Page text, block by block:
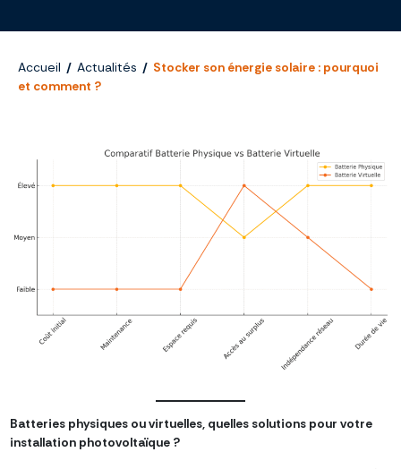
Accueil / Actualités / Stocker son énergie solaire : pourquoi
et comment ?
Batteries physiques ou virtuelles, quelles solutions pour votre
installation photovoltaïque ?